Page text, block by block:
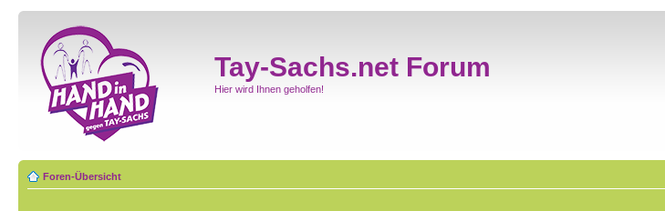
Tay-Sachs.net Forum
Hier wird Ihnen geholfen!
Foren-Übersicht